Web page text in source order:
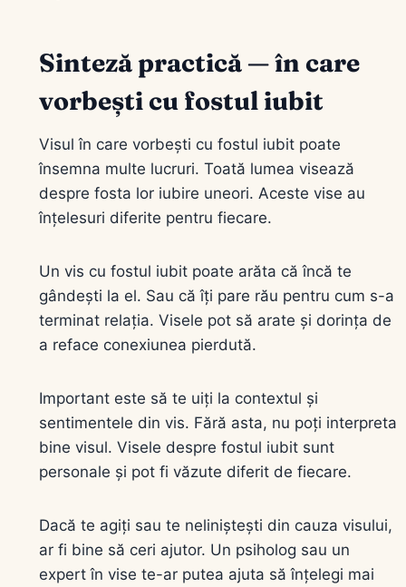
Sinteză practică — în care
vorbești cu fostul iubit
Visul în care vorbești cu fostul iubit poate
însemna multe lucruri. Toată lumea visează
despre fosta lor iubire uneori. Aceste vise au
înțelesuri diferite pentru fiecare.
Un vis cu fostul iubit poate arăta că încă te
gândești la el. Sau că îți pare rău pentru cum s-a
terminat relația. Visele pot să arate și dorința de
a reface conexiunea pierdută.
Important este să te uiți la contextul și
sentimentele din vis. Fără asta, nu poți interpreta
bine visul. Visele despre fostul iubit sunt
personale și pot fi văzute diferit de fiecare.
Dacă te agiți sau te neliniștești din cauza visului,
ar fi bine să ceri ajutor. Un psiholog sau un
expert în vise te-ar putea ajuta să înțelegi mai